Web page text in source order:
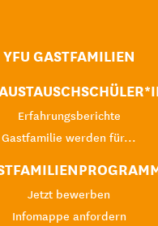
YFU GASTFAMILIEN
Erfahrungsberichte
Gastfamilie werden für...
Jetzt bewerben
Infomappe anfordern